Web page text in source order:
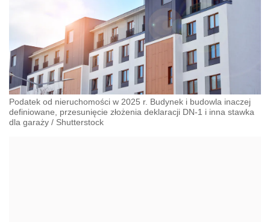
Podatek od nieruchomości w 2025 r. Budynek i budowla inaczej
definiowane, przesunięcie złożenia deklaracji DN-1 i inna stawka
dla garaży / Shutterstock